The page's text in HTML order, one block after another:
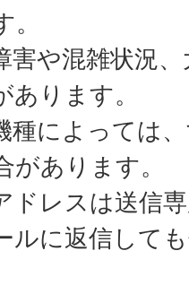
害や混雑状況
ります。
種によっては
があります。
ドレスは送信
ルに返信して